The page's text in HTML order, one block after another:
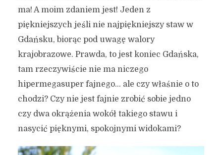
ma! A moim zdaniem jest! Jeden z
piękniejszych jeśli nie najpiękniejszy staw w
Gdańsku, biorąc pod uwagę walory
krajobrazowe. Prawda, to jest koniec Gdańska,
tam rzeczywiście nie ma niczego
hipermegasuper fajnego… ale czy właśnie o to
chodzi? Czy nie jest fajnie zrobić sobie jedno
czy dwa okrążenia wokół takiego stawu i
nasycić pięknymi, spokojnymi widokami?